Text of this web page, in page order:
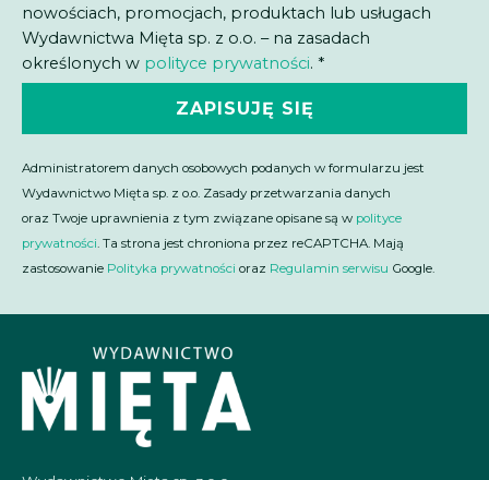
nowościach, promocjach, produktach lub usługach
Wydawnictwa Mięta sp. z o.o. – na zasadach
określonych w polityce prywatności. *
ZAPISUJĘ SIĘ
Administratorem danych osobowych podanych w formularzu jest
Wydawnictwo Mięta sp. z o.o. Zasady przetwarzania danych
oraz Twoje uprawnienia z tym związane opisane są w polityce
prywatności. Ta strona jest chroniona przez reCAPTCHA. Mają
zastosowanie Polityka prywatności oraz Regulamin serwisu Google.